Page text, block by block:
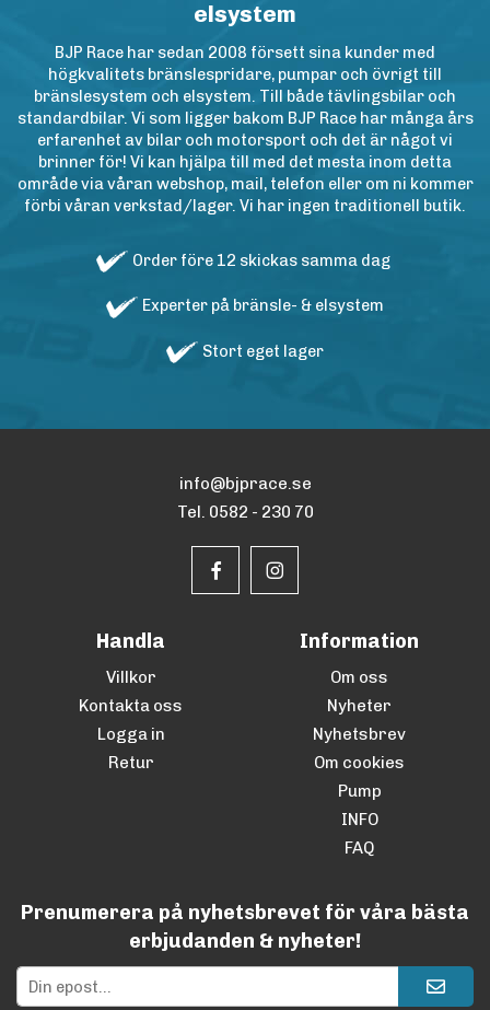
elsystem
BJP Race har sedan 2008 försett sina kunder med
högkvalitets bränslespridare, pumpar och övrigt till
bränslesystem och elsystem. Till både tävlingsbilar och
standardbilar. Vi som ligger bakom BJP Race har många års
erfarenhet av bilar och motorsport och det är något vi
brinner för! Vi kan hjälpa till med det mesta inom detta
område via våran webshop, mail, telefon eller om ni kommer
förbi våran verkstad/lager. Vi har ingen traditionell butik.
Order före 12 skickas samma dag
Experter på bränsle- & elsystem
Stort eget lager
info@bjprace.se
Tel. 0582 - 230 70
Handla
Villkor
Kontakta oss
Logga in
Retur
Information
Om oss
Nyheter
Nyhetsbrev
Om cookies
Pump
INFO
FAQ
Prenumerera på nyhetsbrevet för våra bästa
erbjudanden & nyheter!